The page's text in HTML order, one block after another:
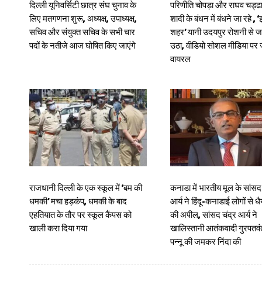
दिल्ली यूनिवर्सिटी छात्र संघ चुनाव के
लिए मतगणना शुरू, अध्यक्ष, उपाध्यक्ष,
सचिव और संयुक्त सचिव के सभी चार
पदों के नतीजे आज घोषित किए जाएंगे
परिणीति चोपड़ा और राघव
शादी के बंधन में बंधने जा रहे ,
शहर’ यानी उदयपुर रोशनी से
उठा, वीडियो सोशल मीडिया
वायरल
राजधानी दिल्ली के एक स्कूल में ‘बम की
धमकी’ मचा हड़कंप, धमकी के बाद
एहतियात के तौर पर स्कूल कैंपस को
खाली करा दिया गया
कनाडा में भारतीय मूल के
आर्य ने हिंदू-कनाडाई लोगों से
की अपील, सांसद चंद्र आर्य ने
खालिस्तानी आतंकवादी
पन्नू की जमकर निंदा की